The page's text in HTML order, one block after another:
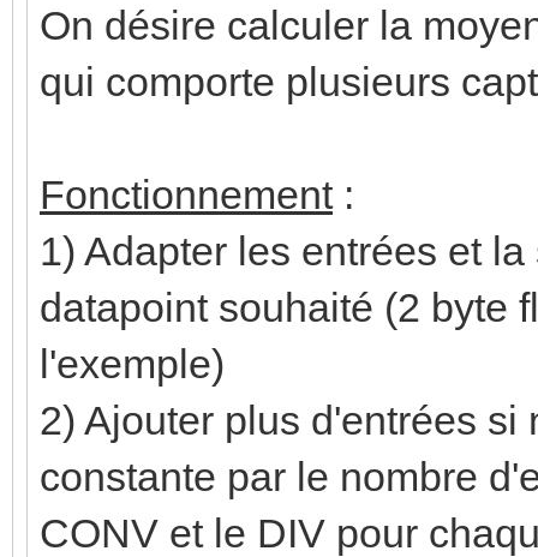
On désire calculer la
qui comporte plusieurs
Fonctionnement:
1) Adapter les entrées et
datapoint souhaité (2 byte
l'exemple)
2) Ajouter plus d'entrées
constante par le nombre
CONV et le DIV pour